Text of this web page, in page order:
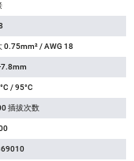
0.75mm² / AWG 18
/ 95°C
插拔次数